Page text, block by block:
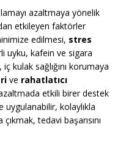
azaltmaya yönelik
etkileyen faktörler
edilmesi, stres
uyku, kafein ve sigara
kulak sağlığını korumaya
ve rahatlatıcı
etkili birer destek
uygulanabilir, kolaylıkla
tedavi başarısını